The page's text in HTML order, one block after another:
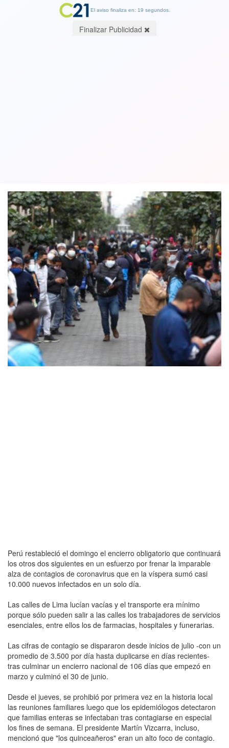
Perú restableció el domingo el encierro obligatorio que continuará
los otros dos siguientes en un esfuerzo por frenar la imparable
alza de contagios de coronavirus que en la víspera sumó casi
10.000 nuevos infectados en un solo día.
Las calles de Lima lucían vacías y el transporte era mínimo
porque sólo pueden salir a las calles los trabajadores de servicios
esenciales, entre ellos los de farmacias, hospitales y funerarias.
Las cifras de contagio se dispararon desde inicios de julio -con un
promedio de 3.500 por día hasta duplicarse en días recientes-
tras culminar un encierro nacional de 106 días que empezó en
marzo y culminó el 30 de junio.
Desde el jueves, se prohibió por primera vez en la historia local
las reuniones familiares luego que los epidemiólogos detectaron
que familias enteras se infectaban tras contagiarse en especial
los fines de semana. El presidente Martín Vizcarra, incluso,
mencionó que "los quinceañeros" eran un alto foco de contagio.
El aviso finaliza en: 19 segundos.
Finalizar Publicidad